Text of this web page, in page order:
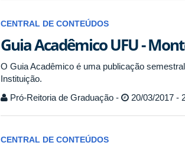
CENTRAL DE CONTEÚDOS
Guia Acadêmico UFU -
O Guia Acadêmico é uma publicação
Instituição.
Pró-Reitoria de Graduação -
20/03/2017 -
CENTRAL DE CONTEÚDOS